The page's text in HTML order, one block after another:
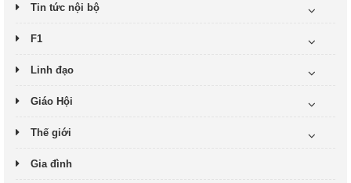
Tin tức nội bộ
F1
Linh đạo
Giáo Hội
Thế giới
Gia đình